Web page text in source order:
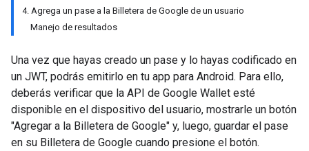
4. Agrega un pase a la Billetera de Google de un usuario
Manejo de resultados
Una vez que hayas creado un pase y lo hayas codificado en
un JWT, podrás emitirlo en tu app para Android. Para ello,
deberás verificar que la API de Google Wallet esté
disponible en el dispositivo del usuario, mostrarle un botón
"Agregar a la Billetera de Google" y, luego, guardar el pase
en su Billetera de Google cuando presione el botón.